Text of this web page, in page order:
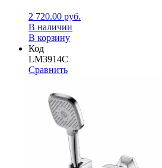
2 720.00 руб.
В наличии
В корзину
Код
LM3914C
Сравнить